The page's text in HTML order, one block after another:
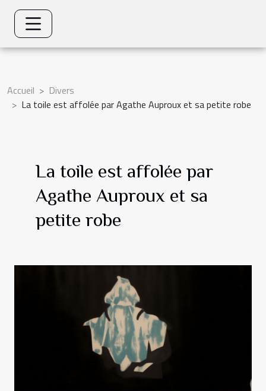
Accueil
Divers
La toile est affolée par Agathe Auproux et sa petite robe
La toile est affolée par
Agathe Auproux et sa
petite robe